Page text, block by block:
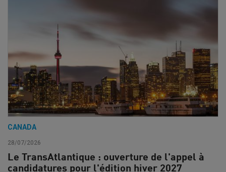
CANADA
28/07/2026
Le TransAtlantique : ouverture de l'appel à
candidatures pour l'édition hiver 2027